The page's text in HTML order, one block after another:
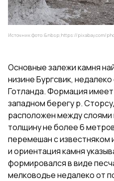
Источник фото:&nbsp;https://pixabay.com/
Основные залежи камня
низине Бургсвик,
Готланда. Формация имеет
западном берегу р.
расположен между слоями
толщину не более 6
перемешан с известняком
и ориентация камня
формировался в виде
мелководье недалеко от